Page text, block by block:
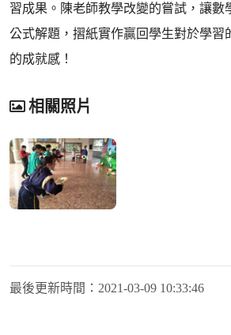
習成果。陳老師教學改變的嘗試，讓數
公式解題，摺紙實作贏回學生對於學習
的成就感！
相關照片
最後更新時間： 2021-03-09 10:33:46